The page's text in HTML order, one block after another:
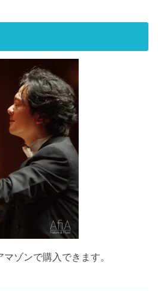
ゾンで購入できます。